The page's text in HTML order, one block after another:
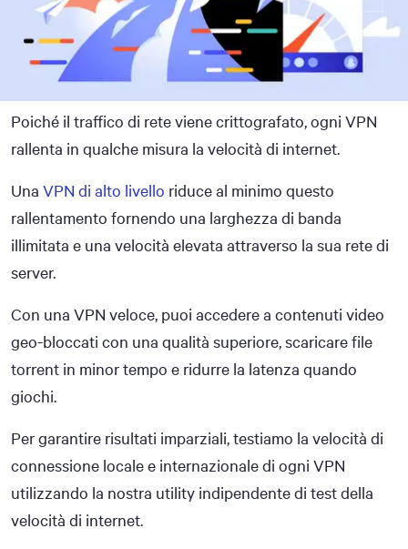
Poiché il traffico di rete viene crittografato, ogni VPN
rallenta in qualche misura la velocità di internet.
Una VPN di alto livello riduce al minimo questo
rallentamento fornendo una larghezza di banda
illimitata e una velocità elevata attraverso la sua rete di
server.
Con una VPN veloce, puoi accedere a contenuti video
geo-bloccati con una qualità superiore, scaricare file
torrent in minor tempo e ridurre la latenza quando
giochi.
Per garantire risultati imparziali, testiamo la velocità di
connessione locale e internazionale di ogni VPN
utilizzando la nostra utility indipendente di test della
velocità di internet.